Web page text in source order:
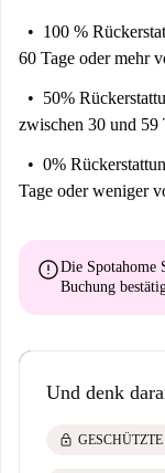
100 %
60 Tage oder mehr
50%
zwischen 30 und 59
0%
Tage oder weniger
errorDie Spotahome
Buchung
Und denk
lock